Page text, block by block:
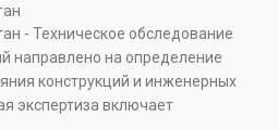
безопасности.
при покупке недвижимости,
и реконструкции объектов, а
и технических
- Техническое обследование
направлено на определение
конструкций и инженерных
экспертиза включает